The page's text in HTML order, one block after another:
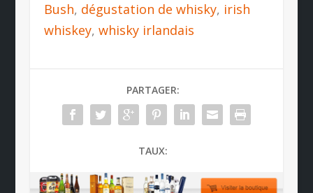
Bush, dégustation de whisky, irish
whiskey, whisky irlandais
PARTAGER:
TAUX: